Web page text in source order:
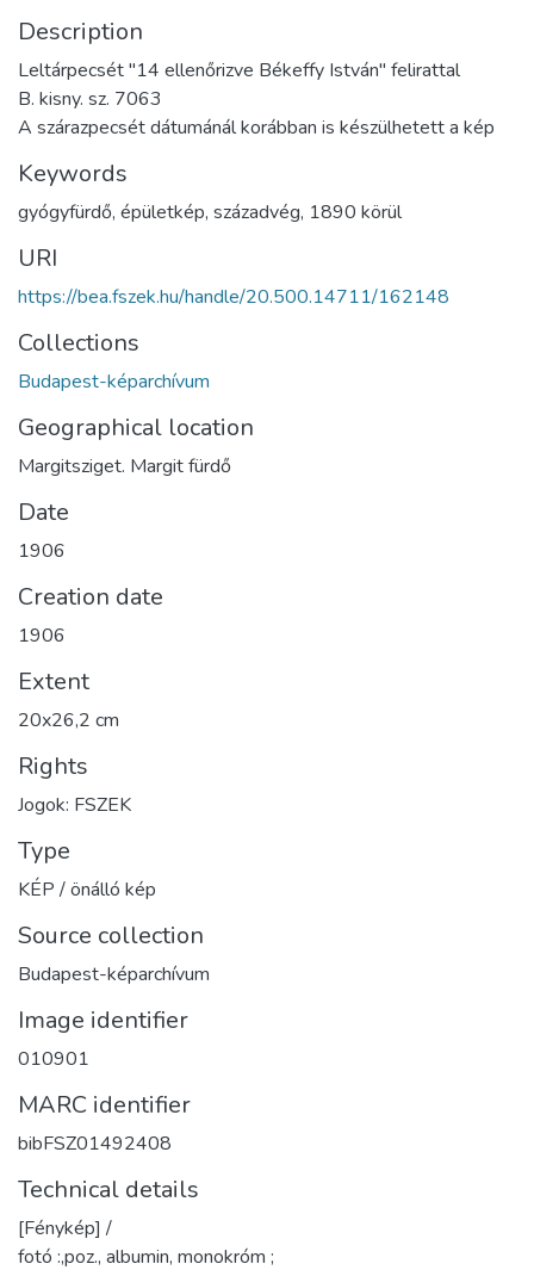
Description
Leltárpecsét "14 ellenőrizve Békeffy István" felirattal
B. kisny. sz. 7063
A szárazpecsét dátumánál korábban is készülhetett a kép
Keywords
gyógyfürdő, épületkép, századvég, 1890 körül
URI
https://bea.fszek.hu/handle/20.500.14711/162148
Collections
Budapest-képarchívum
Geographical location
Margitsziget. Margit fürdő
Date
1906
Creation date
1906
Extent
20x26,2 cm
Rights
Jogok: FSZEK
Type
KÉP / önálló kép
Source collection
Budapest-képarchívum
Image identifier
010901
MARC identifier
bibFSZ01492408
Technical details
[Fénykép] /
fotó :,poz., albumin, monokróm ;